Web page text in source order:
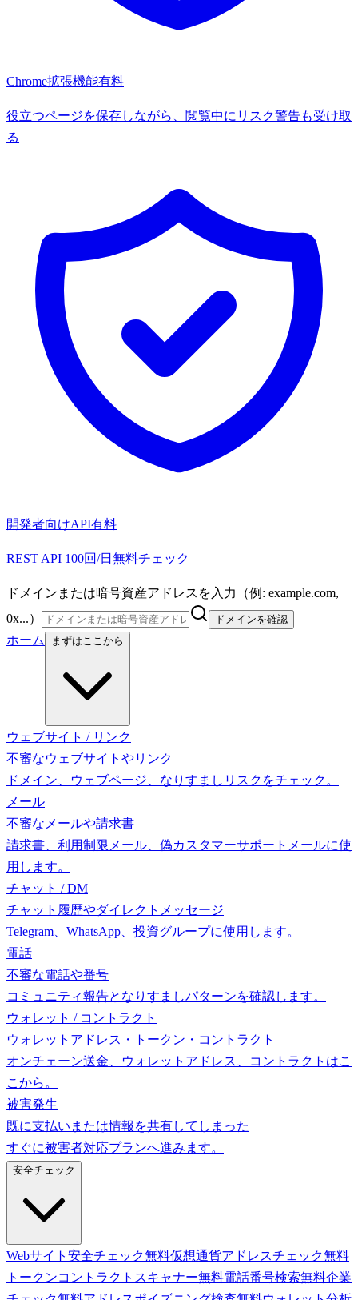
Chrome拡張機能有料
役立つページを保存しながら、閲覧中にリスク警告も受け取
る
開発者向けAPI有料
REST API 100回/日無料チェック
ドメインまたは暗号資産アドレスを入力（例: example.com,
0x...）
ドメインを確認
ホーム まずはここから
ウェブサイト / リンク
不審なウェブサイトやリンク
ドメイン、ウェブページ、なりすましリスクをチェック。
メール
不審なメールや請求書
請求書、利用制限メール、偽カスタマーサポートメールに使
用します。
チャット / DM
チャット履歴やダイレクトメッセージ
Telegram、WhatsApp、投資グループに使用します。
電話
不審な電話や番号
コミュニティ報告となりすましパターンを確認します。
ウォレット / コントラクト
ウォレットアドレス・トークン・コントラクト
オンチェーン送金、ウォレットアドレス、コントラクトはこ
こから。
被害発生
既に支払いまたは情報を共有してしまった
すぐに被害者対応プランへ進みます。
安全チェック
Webサイト安全チェック無料仮想通貨アドレスチェック無料
トークンコントラクトスキャナー無料電話番号検索無料企業